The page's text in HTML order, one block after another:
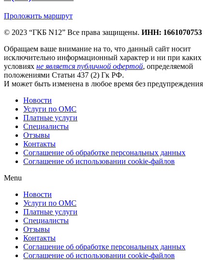
Проложить маршрут
© 2023 “ГКБ N12” Все права защищены. ИНН: 1661070753
Обращаем ваше внимание на то, что данный сайт носит
исключительно информационный характер и ни при каких
условиях не является публичной офертой, определяемой
положениями Статьи 437 (2) Гк РФ.
И может быть изменена в любое время без предупреждения
Новости
Услуги по ОМС
Платные услуги
Специалисты
Отзывы
Контакты
Соглашение об обработке персональных данных
Соглашение об использовании cookie-файлов
Menu
Новости
Услуги по ОМС
Платные услуги
Специалисты
Отзывы
Контакты
Соглашение об обработке персональных данных
Соглашение об использовании cookie-файлов